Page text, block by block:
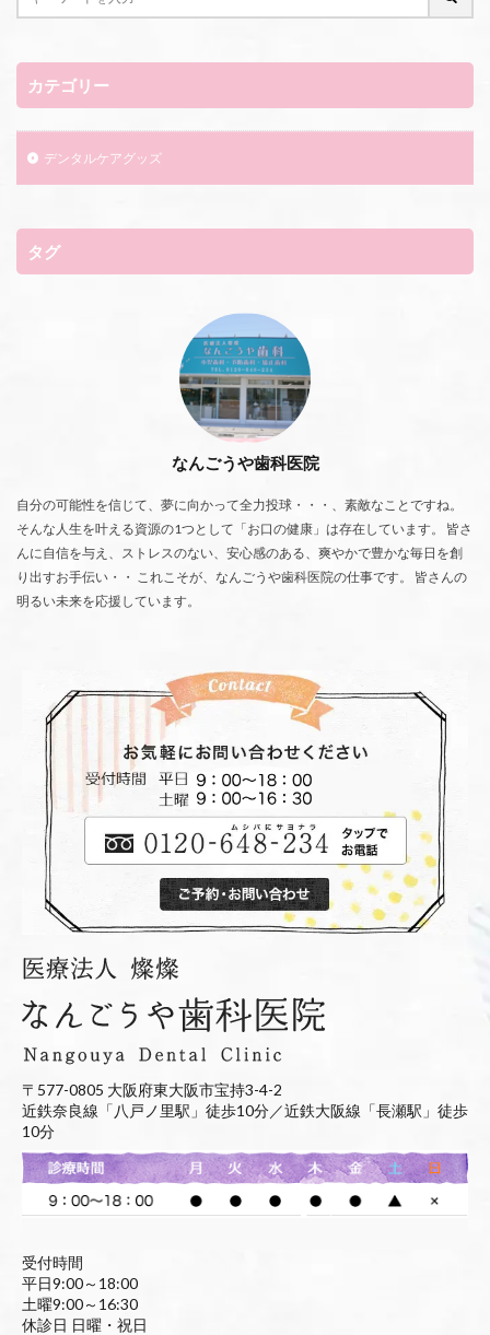
カテゴリー
デンタルケアグッズ
タグ
なんごうや歯科医院
自分の可能性を信じて、夢に向かって全力投球・・・、素敵なことですね。
そんな人生を叶える資源の1つとして「お口の健康」は存在しています。 皆さ
んに自信を与え、ストレスのない、安心感のある、爽やかで豊かな毎日を創
り出すお手伝い・・ これこそが、なんごうや歯科医院の仕事です。 皆さんの
明るい未来を応援しています。
〒577-0805 大阪府東大阪市宝持3-4-2
近鉄奈良線「八戸ノ里駅」徒歩10分／近鉄大阪線「長瀬駅」徒歩
10分
受付時間
平日9:00～18:00
土曜9:00～16:30
休診日 日曜・祝日